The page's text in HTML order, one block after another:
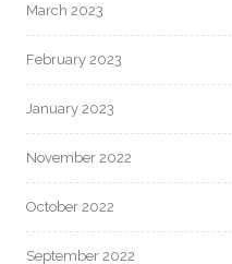
March 2023
February 2023
January 2023
November 2022
October 2022
September 2022